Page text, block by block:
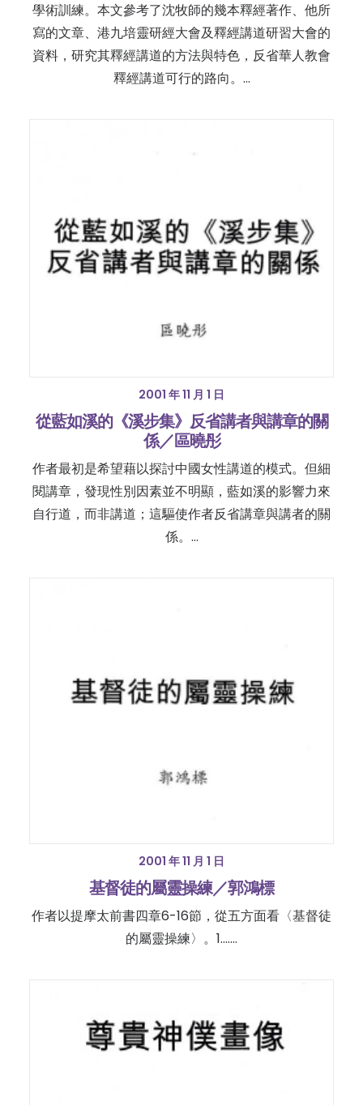
學術訓練。本文參考了沈牧師的幾本釋經著作、他所
寫的文章、港九培靈研經大會及釋經講道研習大會的
資料，研究其釋經講道的方法與特色，反省華人教會
釋經講道可行的路向。…
2001 年 11 月 1 日
從藍如溪的《溪步集》反省講者與講章的關
係／區曉彤
作者最初是希望藉以探討中國女性講道的模式。但細
閱講章，發現性別因素並不明顯，藍如溪的影響力來
自行道，而非講道；這驅使作者反省講章與講者的關
係。…
2001 年 11 月 1 日
基督徒的屬靈操練／郭鴻標
作者以提摩太前書四章6-16節，從五方面看〈基督徒
的屬靈操練〉。1.……